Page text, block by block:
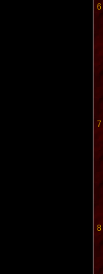
6
7
8